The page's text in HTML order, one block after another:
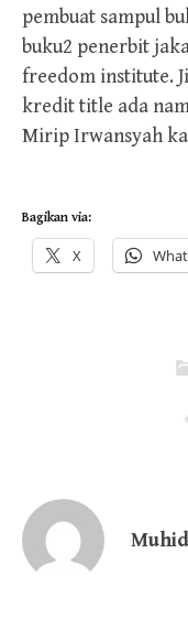
pembuat sampul
buku2 penerbit
freedom institute.
kredit title ada
Mirip Irwansyah
Bagikan via:
X